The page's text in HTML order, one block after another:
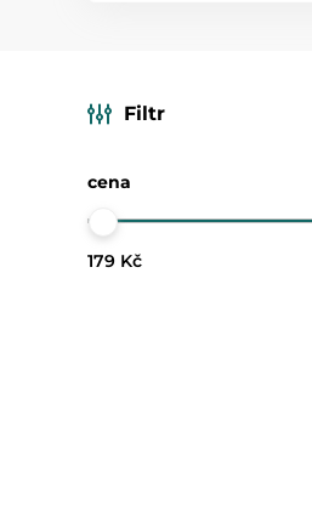
Filtr
cena
179 Kč